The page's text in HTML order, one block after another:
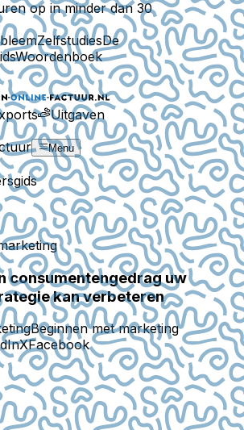
op in minder dan 30
ZelfstudiesDe
Woordenboek
Uitgaven
Menu
consumentengedrag uw
kan verbeteren
Beginnen met marketing
XFacebook